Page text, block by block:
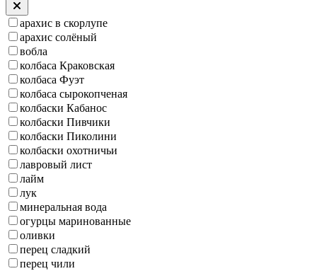
арахис в скорлупе
арахис солёный
вобла
колбаса Краковская
колбаса Фуэт
колбаса сырокопченая
колбаски Кабанос
колбаски Пивчики
колбаски Пиколини
колбаски охотничьи
лавровый лист
лайм
лук
минеральная вода
огурцы маринованные
оливки
перец сладкий
перец чили